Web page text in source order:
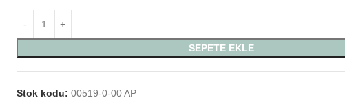
SEPETE EKLE
Stok kodu: 00519-0-00 AP